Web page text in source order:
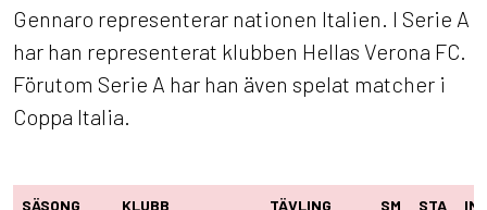
Gennaro representerar nationen Italien. I Serie A
har han representerat klubben Hellas Verona FC.
Förutom Serie A har han även spelat matcher i
Coppa Italia.
SÄSONG KLUBB TÄVLING SM STA IN